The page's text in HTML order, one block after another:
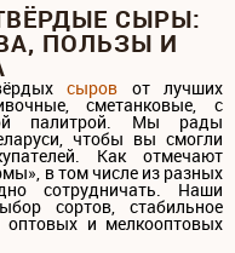
СЫРЫ:
ПОЛЬЗЫ И
сыров от лучших
сметанковые, с
палитрой. Мы рады
чтобы вы смогли
Как отмечают
в том числе из разных
сотрудничать. Наши
сортов, стабильное
и мелкооптовых